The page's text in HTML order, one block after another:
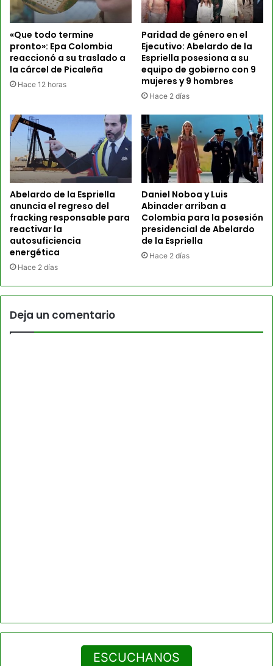
«Que todo termine
pronto»: Epa Colombia
reaccionó a su traslado a
la cárcel de Picaleña
Hace 12 horas
Paridad de género en el
Ejecutivo: Abelardo de la
Espriella posesiona a su
equipo de gobierno con 9
mujeres y 9 hombres
Hace 2 días
Abelardo de la Espriella
anuncia el regreso del
fracking responsable para
reactivar la
autosuficiencia
energética
Hace 2 días
Daniel Noboa y Luis
Abinader arriban a
Colombia para la posesión
presidencial de Abelardo
de la Espriella
Hace 2 días
Deja un comentario
ESCUCHANOS